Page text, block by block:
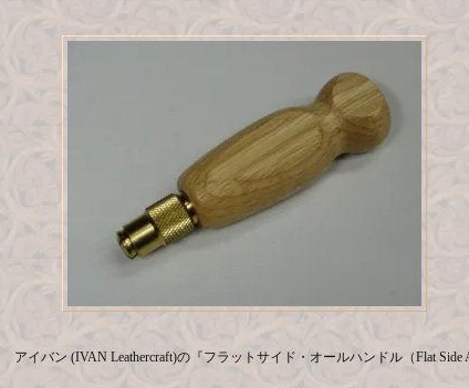
アイバン (IVAN Leathercraft)の『フラットサイド・オールハンドル（Flat Side